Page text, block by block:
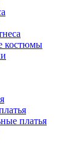
костюмы
платья